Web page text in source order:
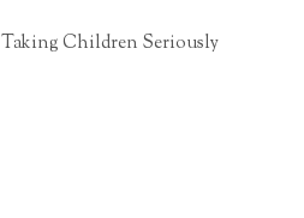
Children Seriously